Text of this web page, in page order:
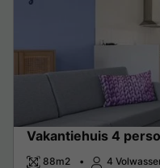
Vakantiehuis 4
88m2 4